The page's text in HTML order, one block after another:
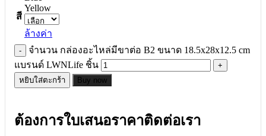
สี
Yellow
ล้างค่า
จำนวน กล่องอะไหล่มีขาต่อ B2 ขนาด 18.5x28x12.5 cm
แบรนด์ LWNLife ชิ้น
หยิบใส่ตะกร้า Buy now
ต้องการใบเสนอราคาติดต่อเรา